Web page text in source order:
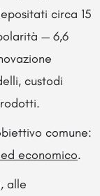
circa 15
— 6,6
custodi
comune:
economico.
alle